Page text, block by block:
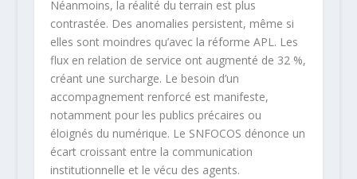
Néanmoins, la réalité du terrain est plus
contrastée. Des anomalies persistent, même si
elles sont moindres qu’avec la réforme APL. Les
flux en relation de service ont augmenté de 32 %,
créant une surcharge. Le besoin d’un
accompagnement renforcé est manifeste,
notamment pour les publics précaires ou
éloignés du numérique. Le SNFOCOS dénonce un
écart croissant entre la communication
institutionnelle et le vécu des agents.